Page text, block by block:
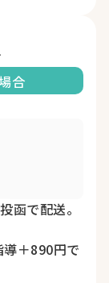
合
函で配送。
＋890円で